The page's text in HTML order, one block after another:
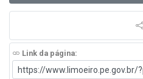
Link da página: